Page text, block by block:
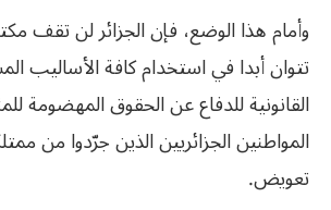
وأمام هذا الوضع، فإن الجزائر لن تقف
تتوان أبدا في استخدام كافة الأساليب
القانونية للدفاع عن الحقوق المهضومة
المواطنين الجزائريين الذين جرّدوا من
تعويض.